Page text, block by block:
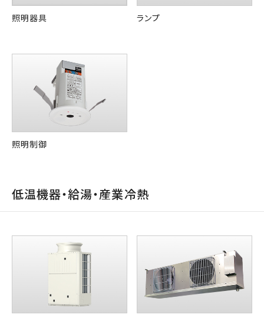
照明器具 ランプ
照明制御
低温機器・給湯・産業冷熱​